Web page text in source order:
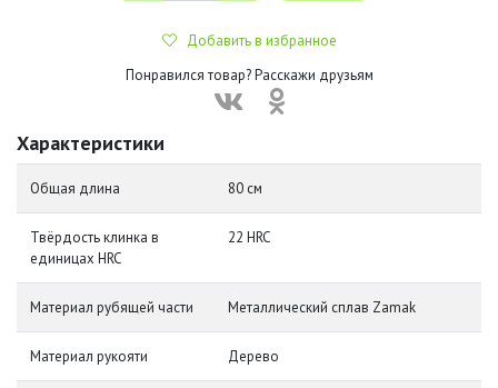
Добавить в избранное
Понравился товар? Расскажи друзьям
Характеристики
Общая длина 80 см
Твёрдость клинка в
единицах HRC
22 HRC
Материал рубящей части Металлический сплав Zamak
Материал рукояти Дерево